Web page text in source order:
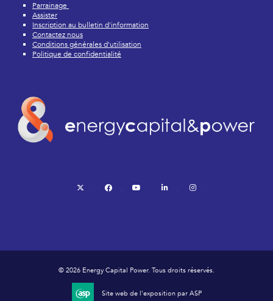
Parrainage
Assister
Inscription au bulletin d'information
Contactez nous
Conditions générales d'utilisation
Politique de confidentialité
twitter facebook youtube linkedin
© 2026 Energy Capital Power. Tous droits réservés.
Site web de l'exposition par ASP